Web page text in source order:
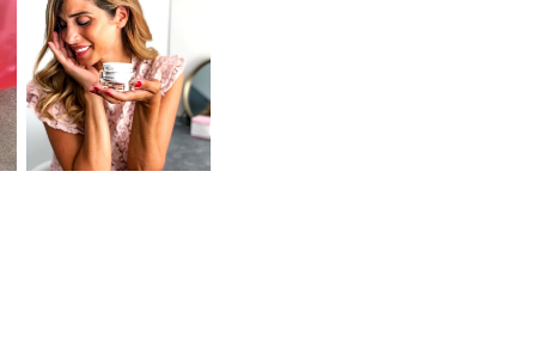
LA MIA BEAUTY
ROUTINE POST
VACANZE, CON LA
CREMA EFFETTO
TENSORE MASCIA
BRUNELLI